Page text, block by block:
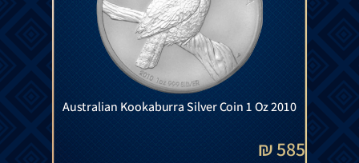
Australian Kookaburra Silver Coin 1 Oz 2010
585 ₪